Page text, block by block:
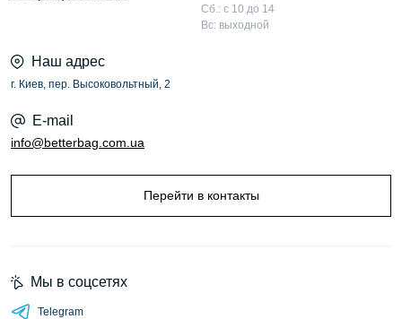
Сб.: с 10 до 14
Вс: выходной
Наш адрес
г. Киев, пер. Высоковольтный, 2
E-mail
info@betterbag.com.ua
Перейти в контакты
Мы в соцсетях
Telegram